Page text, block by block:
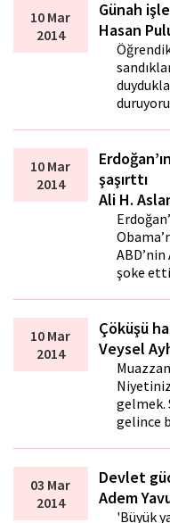
10 Mar
2014
Günah
Hasan
10 Mar
2014
şaşırttı
Ali H.
şoke
10 Mar
2014
Çöküşü
Veysel
gelmek.
gelince
03 Mar
2014
Devlet
Adem
'Büyük